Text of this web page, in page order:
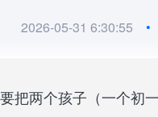
2026-05-31 6:30:55 •
两个孩子（一个初